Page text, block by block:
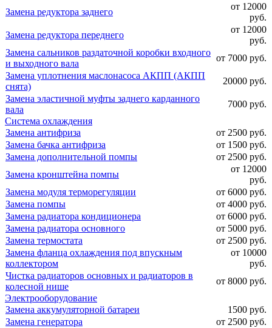
Замена редуктора заднего
от 12000
руб.
Замена редуктора переднего
от 12000
руб.
Замена сальников раздаточной коробки входного
и выходного вала
от 7000 руб.
Замена уплотнения маслонасоса АКПП (АКПП
снята)
20000 руб.
Замена эластичной муфты заднего карданного
вала
7000 руб.
Система охлаждения
Замена антифриза
от 2500 руб.
Замена бачка антифриза
от 1500 руб.
Замена дополнительной помпы
от 2500 руб.
Замена кронштейна помпы
от 12000
руб.
Замена модуля терморегуляции
от 6000 руб.
Замена помпы
от 4000 руб.
Замена радиатора кондиционера
от 6000 руб.
Замена радиатора основного
от 5000 руб.
Замена термостата
от 2500 руб.
Замена фланца охлаждения под впускным
коллектором
от 10000
руб.
Чистка радиаторов основных и радиаторов в
колесной нише
от 8000 руб.
Электрооборудование
Замена аккумуляторной батареи
1500 руб.
Замена генератора
от 2500 руб.